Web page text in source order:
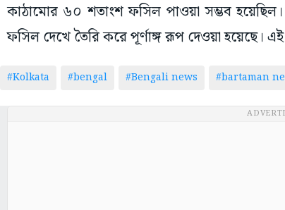
কাঠামোর ৬০ শতাংশ ফসিল পাওয়া সম্ভব
ফসিল দেখে তৈরি করে পূর্ণাঙ্গ রূপ দেওয়া
#Kolkata #bengal #Bengali news #bartaman